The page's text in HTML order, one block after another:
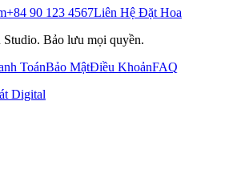
+84 90 123 4567Liên Hệ Đặt Hoa
Studio. Bảo lưu mọi quyền.
ToánBảo MậtĐiều KhoảnFAQ
Digital